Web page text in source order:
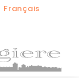
Français